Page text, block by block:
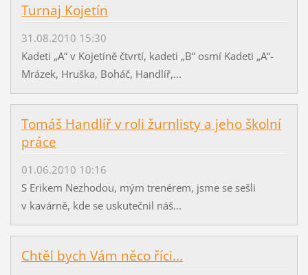
Turnaj Kojetín
31.08.2010 15:30
Kadeti „A“ v Kojetíně čtvrtí, kadeti „B“ osmí Kadeti „A“-
Mrázek, Hruška, Boháč, Handlíř,...
Tomáš Handlíř v roli žurnlisty a jeho školní
práce
01.06.2010 10:16
S Erikem Nezhodou, mým trenérem, jsme se sešli
v kavárně, kde se uskutečnil náš...
Chtěl bych Vám něco říci...